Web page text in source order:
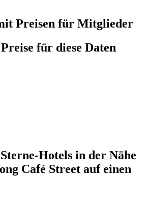
Preisen für Mitglieder
für diese Daten
Hotels in der Nähe
Café Street auf einen